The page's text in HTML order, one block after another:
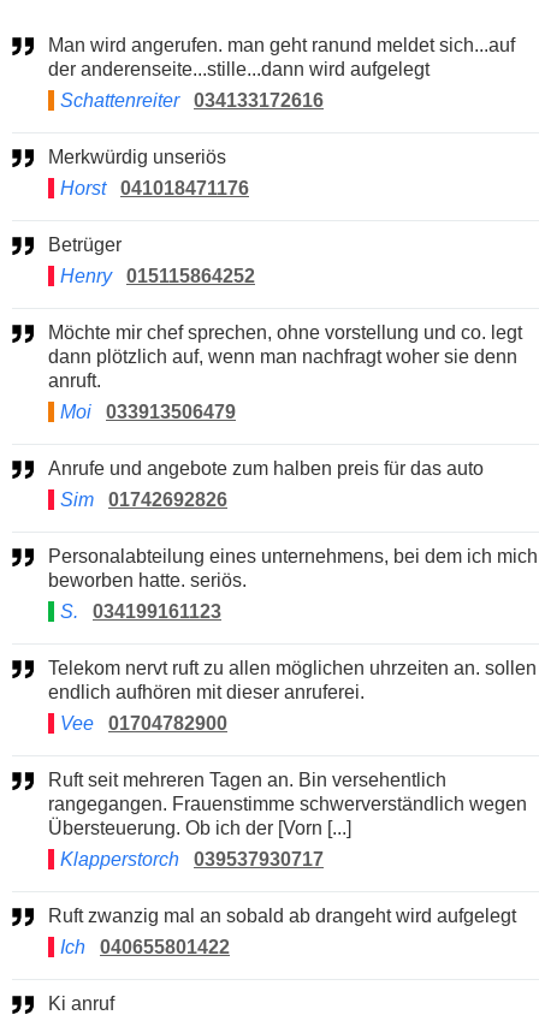
Man wird angerufen. man geht ranund meldet sich...auf
der anderenseite...stille...dann wird aufgelegt
Schattenreiter
034133172616
Merkwürdig unseriös
Horst
041018471176
Betrüger
Henry
015115864252
Möchte mir chef sprechen, ohne vorstellung und co. legt
dann plötzlich auf, wenn man nachfragt woher sie denn
anruft.
Moi
033913506479
Anrufe und angebote zum halben preis für das auto
Sim
01742692826
Personalabteilung eines unternehmens, bei dem ich mich
beworben hatte. seriös.
S.
034199161123
Telekom nervt ruft zu allen möglichen uhrzeiten an. sollen
endlich aufhören mit dieser anruferei.
Vee
01704782900
Ruft seit mehreren Tagen an. Bin versehentlich
rangegangen. Frauenstimme schwerverständlich wegen
Übersteuerung. Ob ich der [Vorn [...]
Klapperstorch
039537930717
Ruft zwanzig mal an sobald ab drangeht wird aufgelegt
Ich
040655801422
Ki anruf